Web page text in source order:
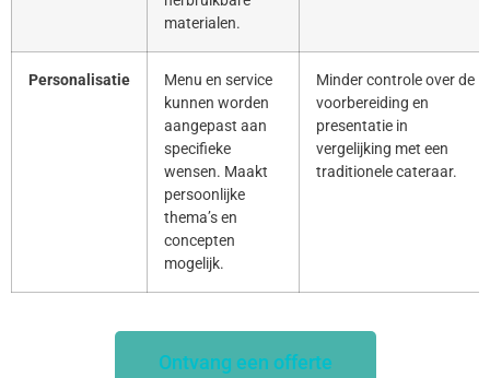
materialen.
Personalisatie
Menu en service
kunnen worden
aangepast aan
specifieke
wensen. Maakt
persoonlijke
thema’s en
concepten
mogelijk.
Minder controle over de
voorbereiding en
presentatie in
vergelijking met een
traditionele cateraar.
Ontvang een offerte